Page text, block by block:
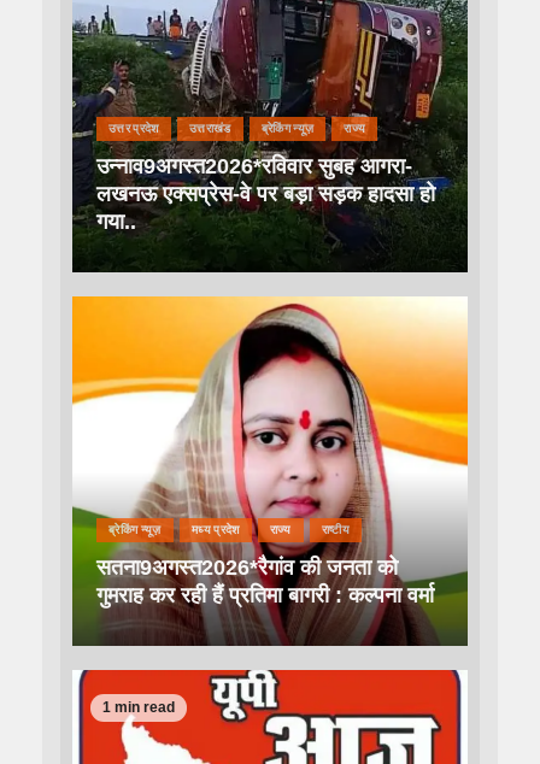
उत्तर प्रदेश उत्तराखंड ब्रेकिंग न्यूज़ राज्य
उन्नाव9अगस्त2026*रविवार सुबह आगरा-
लखनऊ एक्सप्रेस-वे पर बड़ा सड़क हादसा हो
गया..
ब्रेकिंग न्यूज़ मध्य प्रदेश राज्य राष्टीय
सतना9अगस्त2026*रैगांव की जनता को
गुमराह कर रही हैं प्रतिमा बागरी : कल्पना वर्मा
1 min read